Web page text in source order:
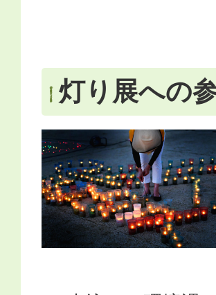
灯り展への